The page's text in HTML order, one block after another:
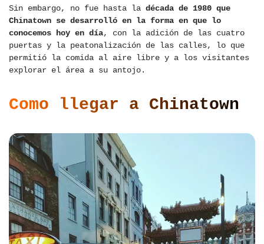
Sin embargo, no fue hasta la década de 1980 que
Chinatown se desarrolló en la forma en que lo
conocemos hoy en día, con la adición de las cuatro
puertas y la peatonalización de las calles, lo que
permitió la comida al aire libre y a los visitantes
explorar el área a su antojo.
Como llegar a Chinatown